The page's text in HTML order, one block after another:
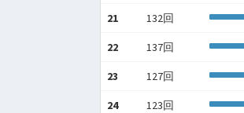
21 132回
22 137回
23 127回
24 123回